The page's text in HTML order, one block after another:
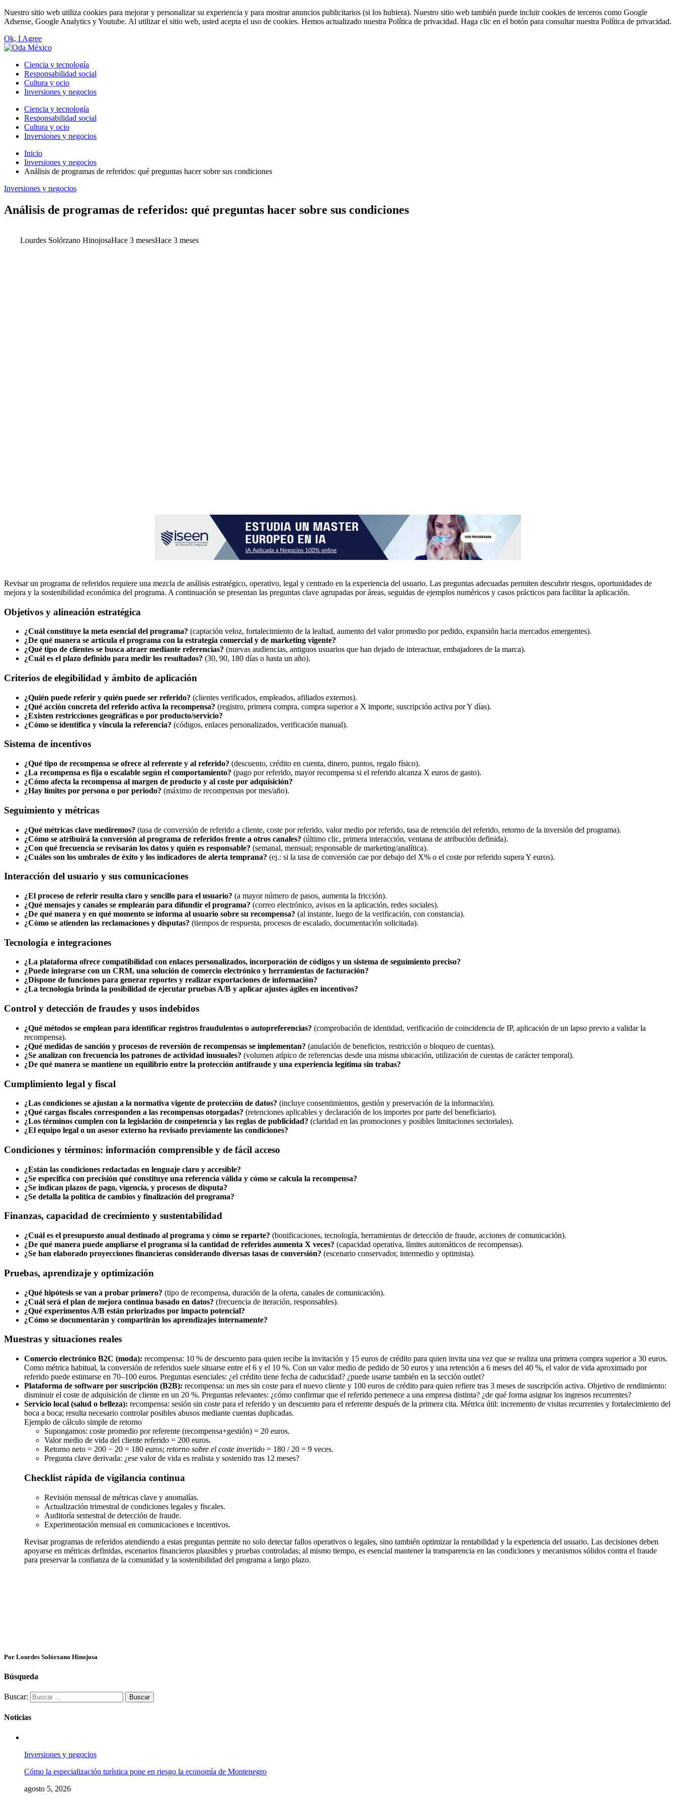
Nuestro sitio web utiliza cookies para mejorar y personalizar su experiencia y para mostrar anuncios publicitarios (si los hubiera). Nuestro sitio web también puede incluir cookies de terceros como Google
Adsense, Google Analytics y Youtube. Al utilizar el sitio web, usted acepta el uso de cookies. Hemos actualizado nuestra Política de privacidad. Haga clic en el botón para consultar nuestra Política de privacidad.
Ok, I Agree
Ciencia y tecnología
Responsabilidad social
Cultura y ocio
Inversiones y negocios
Ciencia y tecnología
Responsabilidad social
Cultura y ocio
Inversiones y negocios
Inicio
Inversiones y negocios
Análisis de programas de referidos: qué preguntas hacer sobre sus condiciones
Inversiones y negocios
Análisis de programas de referidos: qué preguntas hacer sobre sus condiciones
Lourdes Solórzano HinojosaHace 3 mesesHace 3 meses
Revisar un programa de referidos requiere una mezcla de análisis estratégico, operativo, legal y centrado en la experiencia del usuario. Las preguntas adecuadas permiten descubrir riesgos, oportunidades de
mejora y la sostenibilidad económica del programa. A continuación se presentan las preguntas clave agrupadas por áreas, seguidas de ejemplos numéricos y casos prácticos para facilitar la aplicación.
Objetivos y alineación estratégica
¿Cuál constituye la meta esencial del programa? (captación veloz, fortalecimiento de la lealtad, aumento del valor promedio por pedido, expansión hacia mercados emergentes).
¿De qué manera se articula el programa con la estrategia comercial y de marketing vigente?
¿Qué tipo de clientes se busca atraer mediante referencias? (nuevas audiencias, antiguos usuarios que han dejado de interactuar, embajadores de la marca).
¿Cuál es el plazo definido para medir los resultados? (30, 90, 180 días o hasta un año).
Criterios de elegibilidad y ámbito de aplicación
¿Quién puede referir y quién puede ser referido? (clientes verificados, empleados, afiliados externos).
¿Qué acción concreta del referido activa la recompensa? (registro, primera compra, compra superior a X importe, suscripción activa por Y días).
¿Existen restricciones geográficas o por producto/servicio?
¿Cómo se identifica y vincula la referencia? (códigos, enlaces personalizados, verificación manual).
Sistema de incentivos
¿Qué tipo de recompensa se ofrece al referente y al referido? (descuento, crédito en cuenta, dinero, puntos, regalo físico).
¿La recompensa es fija o escalable según el comportamiento? (pago por referido, mayor recompensa si el referido alcanza X euros de gasto).
¿Cómo afecta la recompensa al margen de producto y al coste por adquisición?
¿Hay límites por persona o por periodo? (máximo de recompensas por mes/año).
Seguimiento y métricas
¿Qué métricas clave mediremos? (tasa de conversión de referido a cliente, coste por referido, valor medio por referido, tasa de retención del referido, retorno de la inversión del programa).
¿Cómo se atribuirá la conversión al programa de referidos frente a otros canales? (último clic, primera interacción, ventana de atribución definida).
¿Con qué frecuencia se revisarán los datos y quién es responsable? (semanal, mensual; responsable de marketing/analítica).
¿Cuáles son los umbrales de éxito y los indicadores de alerta temprana? (ej.: si la tasa de conversión cae por debajo del X% o el coste por referido supera Y euros).
Interacción del usuario y sus comunicaciones
¿El proceso de referir resulta claro y sencillo para el usuario? (a mayor número de pasos, aumenta la fricción).
¿Qué mensajes y canales se emplearán para difundir el programa? (correo electrónico, avisos en la aplicación, redes sociales).
¿De qué manera y en qué momento se informa al usuario sobre su recompensa? (al instante, luego de la verificación, con constancia).
¿Cómo se atienden las reclamaciones y disputas? (tiempos de respuesta, procesos de escalado, documentación solicitada).
Tecnología e integraciones
¿La plataforma ofrece compatibilidad con enlaces personalizados, incorporación de códigos y un sistema de seguimiento preciso?
¿Puede integrarse con un CRM, una solución de comercio electrónico y herramientas de facturación?
¿Dispone de funciones para generar reportes y realizar exportaciones de información?
¿La tecnología brinda la posibilidad de ejecutar pruebas A/B y aplicar ajustes ágiles en incentivos?
Control y detección de fraudes y usos indebidos
¿Qué métodos se emplean para identificar registros fraudulentos o autopreferencias? (comprobación de identidad, verificación de coincidencia de IP, aplicación de un lapso previo a validar la
recompensa).
¿Qué medidas de sanción y procesos de reversión de recompensas se implementan? (anulación de beneficios, restricción o bloqueo de cuentas).
¿Se analizan con frecuencia los patrones de actividad inusuales? (volumen atípico de referencias desde una misma ubicación, utilización de cuentas de carácter temporal).
¿De qué manera se mantiene un equilibrio entre la protección antifraude y una experiencia legítima sin trabas?
Cumplimiento legal y fiscal
¿Las condiciones se ajustan a la normativa vigente de protección de datos? (incluye consentimientos, gestión y preservación de la información).
¿Qué cargas fiscales corresponden a las recompensas otorgadas? (retenciones aplicables y declaración de los importes por parte del beneficiario).
¿Los términos cumplen con la legislación de competencia y las reglas de publicidad? (claridad en las promociones y posibles limitaciones sectoriales).
¿El equipo legal o un asesor externo ha revisado previamente las condiciones?
Condiciones y términos: información comprensible y de fácil acceso
¿Están las condiciones redactadas en lenguaje claro y accesible?
¿Se especifica con precisión qué constituye una referencia válida y cómo se calcula la recompensa?
¿Se indican plazos de pago, vigencia, y procesos de disputa?
¿Se detalla la política de cambios y finalización del programa?
Finanzas, capacidad de crecimiento y sustentabilidad
¿Cuál es el presupuesto anual destinado al programa y cómo se reparte? (bonificaciones, tecnología, herramientas de detección de fraude, acciones de comunicación).
¿De qué manera puede ampliarse el programa si la cantidad de referidos aumenta X veces? (capacidad operativa, límites automáticos de recompensas).
¿Se han elaborado proyecciones financieras considerando diversas tasas de conversión? (escenario conservador, intermedio y optimista).
Pruebas, aprendizaje y optimización
¿Qué hipótesis se van a probar primero? (tipo de recompensa, duración de la oferta, canales de comunicación).
¿Cuál será el plan de mejora continua basado en datos? (frecuencia de iteración, responsables).
¿Qué experimentos A/B están priorizados por impacto potencial?
¿Cómo se documentarán y compartirán los aprendizajes internamente?
Muestras y situaciones reales
Comercio electrónico B2C (moda): recompensa: 10 % de descuento para quien recibe la invitación y 15 euros de crédito para quien invita una vez que se realiza una primera compra superior a 30 euros.
Como métrica habitual, la conversión de referidos suele situarse entre el 6 y el 10 %. Con un valor medio de pedido de 50 euros y una retención a 6 meses del 40 %, el valor de vida aproximado por
referido puede estimarse en 70–100 euros. Preguntas esenciales: ¿el crédito tiene fecha de caducidad? ¿puede usarse también en la sección outlet?
Plataforma de software por suscripción (B2B): recompensa: un mes sin coste para el nuevo cliente y 100 euros de crédito para quien refiere tras 3 meses de suscripción activa. Objetivo de rendimiento:
disminuir el coste de adquisición de cliente en un 20 %. Preguntas relevantes: ¿cómo confirmar que el referido pertenece a una empresa distinta? ¿de qué forma asignar los ingresos recurrentes?
Servicio local (salud o belleza): recompensa: sesión sin coste para el referido y un descuento para el referente después de la primera cita. Métrica útil: incremento de visitas recurrentes y fortalecimiento del
boca a boca; resulta necesario controlar posibles abusos mediante cuentas duplicadas.
Ejemplo de cálculo simple de retorno
Supongamos: coste promedio por referente (recompensa+gestión) = 20 euros.
Valor medio de vida del cliente referido = 200 euros.
Retorno neto = 200 − 20 = 180 euros; retorno sobre el coste invertido = 180 / 20 = 9 veces.
Pregunta clave derivada: ¿ese valor de vida es realista y sostenido tras 12 meses?
Checklist rápida de vigilancia continua
Revisión mensual de métricas clave y anomalías.
Actualización trimestral de condiciones legales y fiscales.
Auditoría semestral de detección de fraude.
Experimentación mensual en comunicaciones e incentivos.
Revisar programas de referidos atendiendo a estas preguntas permite no solo detectar fallos operativos o legales, sino también optimizar la rentabilidad y la experiencia del usuario. Las decisiones deben
apoyarse en métricas definidas, escenarios financieros plausibles y pruebas controladas; al mismo tiempo, es esencial mantener la transparencia en las condiciones y mecanismos sólidos contra el fraude
para preservar la confianza de la comunidad y la sostenibilidad del programa a largo plazo.
Por Lourdes Solórzano Hinojosa
Búsqueda
Buscar:
Noticias
Inversiones y negocios
Cómo la especialización turística pone en riesgo la economía de Montenegro
agosto 5, 2026